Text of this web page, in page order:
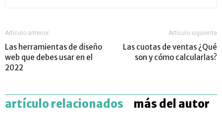
Artículo anterior
Las herramientas de diseño
web que debes usar en el
2022
Artículo siguiente
Las cuotas de ventas ¿Qué
son y cómo calcularlas?
artículo relacionados más del autor